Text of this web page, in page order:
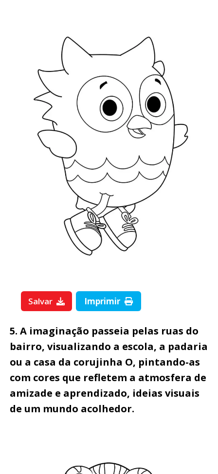
Salvar Imprimir
5. A imaginação passeia pelas ruas do
bairro, visualizando a escola, a padaria
ou a casa da corujinha O, pintando-as
com cores que refletem a atmosfera de
amizade e aprendizado, ideias visuais
de um mundo acolhedor.